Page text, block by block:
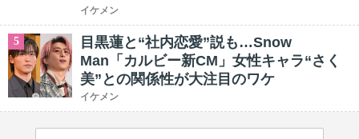
イケメン
5
目黒蓮と“社内恋愛”説も…Snow
Man「カルビー新CM」女性キャラ“さく
美”との関係性が大注目のワケ
イケメン